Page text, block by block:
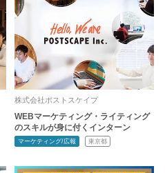
株式会社ポストスケイプ
WEBマーケティング・ライティング
のスキルが身に付くインターン
マーケティング/広報 東京都